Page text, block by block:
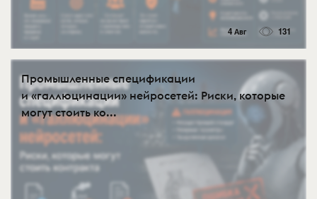
4 Авг 131
Промышленные спецификации
и «галлюцинации» нейросетей: Риски, которые
могут стоить ко...